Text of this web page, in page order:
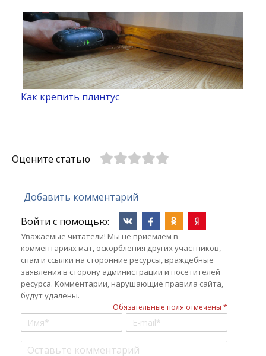
Как крепить плинтус
Оцените статью
Добавить комментарий
Войти с помощью:
Уважаемые читатели! Мы не приемлем в
комментариях мат, оскорбления других участников,
спам и ссылки на сторонние ресурсы, враждебные
заявления в сторону администрации и посетителей
ресурса. Комментарии, нарушающие правила сайта,
будут удалены.
Обязательные поля отмечены *